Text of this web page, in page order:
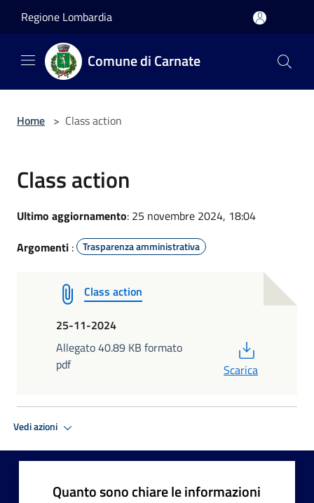
Regione Lombardia
Comune di Carnate
Home > Class action
Class action
Ultimo aggiornamento: 25 novembre 2024, 18:04
Argomenti : Trasparenza amministrativa
Class action
25-11-2024
Allegato 40.89 KB formato
pdf
Scarica
Vedi azioni
Quanto sono chiare le informazioni